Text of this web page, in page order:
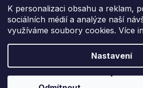
K personalizaci obsahu a reklam,
sociálních médií a analýze naší
využíváme soubory cookies. Více
Nastavení
Vytvořil Shoptet Anque